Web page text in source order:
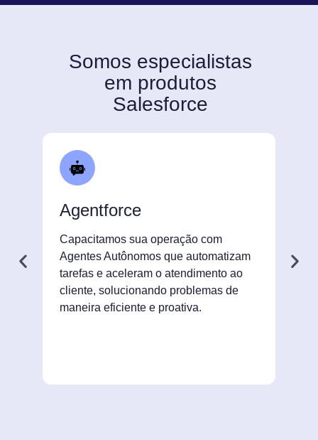
Somos especialistas
em produtos
Salesforce
Agentforce
Capacitamos sua operação com
Agentes Autônomos que automatizam
tarefas e aceleram o atendimento ao
cliente, solucionando problemas de
maneira eficiente e proativa.